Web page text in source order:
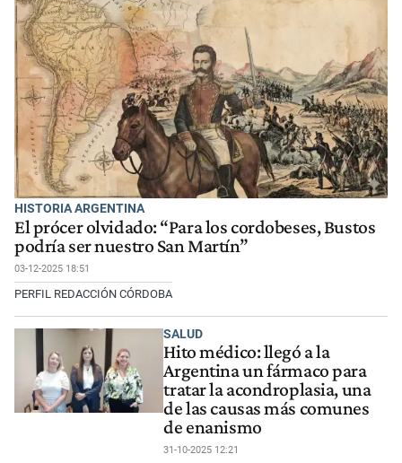
HISTORIA ARGENTINA
El prócer olvidado: “Para los cordobeses, Bustos
podría ser nuestro San Martín”
03-12-2025 18:51
PERFIL REDACCIÓN CÓRDOBA
SALUD
Hito médico: llegó a la
Argentina un fármaco para
tratar la acondroplasia, una
de las causas más comunes
de enanismo
31-10-2025 12:21